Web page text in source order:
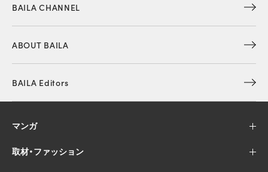
BAILA CHANNEL
ABOUT BAILA
BAILA Editors
マンガ
取材・ファッション